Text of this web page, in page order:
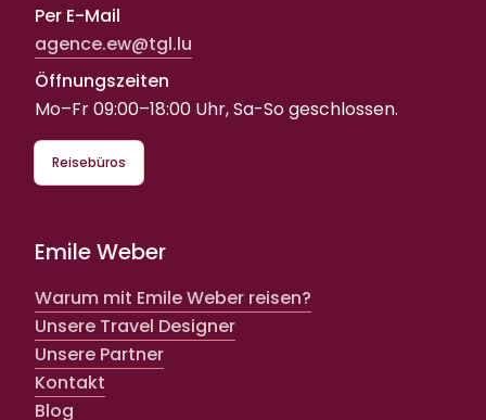
Per E-Mail
agence.ew@tgl.lu
Öffnungszeiten
Mo–Fr 09:00–18:00 Uhr, Sa-So geschlossen.
Reisebüros
Emile Weber
Warum mit Emile Weber reisen?
Unsere Travel Designer
Unsere Partner
Kontakt
Blog